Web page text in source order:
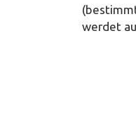
werdet